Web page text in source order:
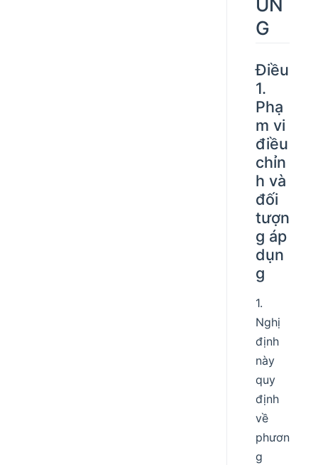
G
Điều
1.
Phạ
m vi
điều
chỉn
h và
đối
tượn
g áp
dụn
g
1.
Nghị
định
này
quy
định
về
phươn
g